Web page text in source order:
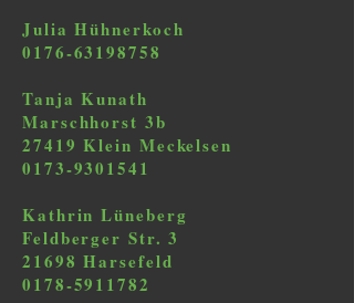
Julia Hühnerkoch
0176-63198758
Tanja Kunath
Marschhorst 3b
27419 Klein Meckelsen
0173-9301541
Kathrin Lüneberg
Feldberger Str. 3
21698 Harsefeld
0178-5911782